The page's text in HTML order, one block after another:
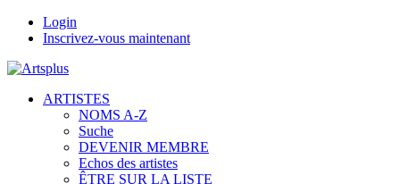
Login
Inscrivez-vous maintenant
ARTISTES
NOMS A-Z
Suche
DEVENIR MEMBRE
Echos des artistes
ÊTRE SUR LA LISTE